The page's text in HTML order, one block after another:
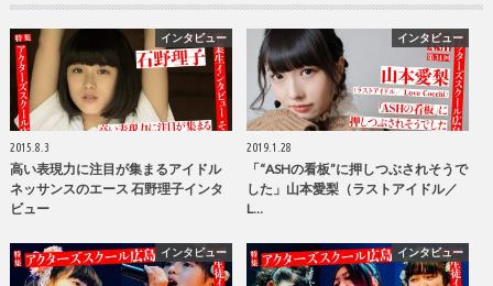
インタビュー
2015.8.3
高い表現力に注目が集まるアイドル
ネッサンスのエース 石野理子インタ
ビュー
インタビュー
2019.1.28
「“ASHの看板”に押しつぶされそうで
した」山本愛梨（ラストアイドル／
L…
インタビュー インタビュー